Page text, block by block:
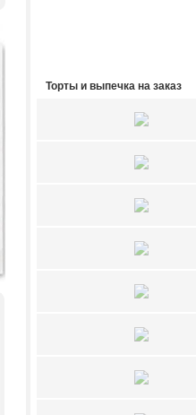
Торты и выпечка на заказ